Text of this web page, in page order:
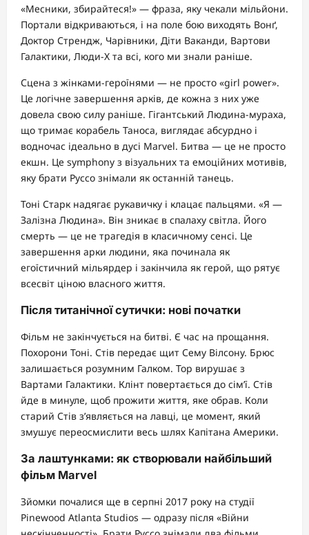
«Месники, збирайтеся!» — фраза, яку чекали мільйони.
Портали відкриваються, і на поле бою виходять Вонґ,
Доктор Стрендж, Чарівники, Діти Ваканди, Вартови
Галактики, Люди-Х та всі, кого ми знали раніше.
Сцена з жінками-героїнями — не просто «girl power».
Це логічне завершення арків, де кожна з них уже
довела свою силу раніше. Гігантський Людина-мураха,
що тримає корабель Таноса, виглядає абсурдно і
водночас ідеально в дусі Marvel. Битва — це не просто
екшн. Це symphony з візуальних та емоційних мотивів,
яку брати Руссо знімали як останній танець.
Тоні Старк надягає рукавичку і клацає пальцями. «Я —
Залізна Людина». Він зникає в спалаху світла. Його
смерть — це не трагедія в класичному сенсі. Це
завершення арки людини, яка починала як
егоїстичний мільярдер і закінчила як герой, що рятує
всесвіт ціною власного життя.
Після титанічної сутички: нові початки
Фільм не закінчується на битві. Є час на прощання.
Похорони Тоні. Стів передає щит Сему Вілсону. Брюс
залишається розумним Галком. Тор вирушає з
Вартами Галактики. Клінт повертається до сім’ї. Стів
йде в минуле, щоб прожити життя, яке обрав. Коли
старий Стів з’являється на лавці, це момент, який
змушує переосмислити весь шлях Капітана Америки.
За лаштунками: як створювали найбільший
фільм Marvel
Зйомки почалися ще в серпні 2017 року на студії
Pinewood Atlanta Studios — одразу після «Війни